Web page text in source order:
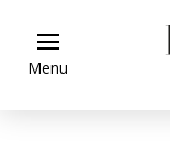
Menu